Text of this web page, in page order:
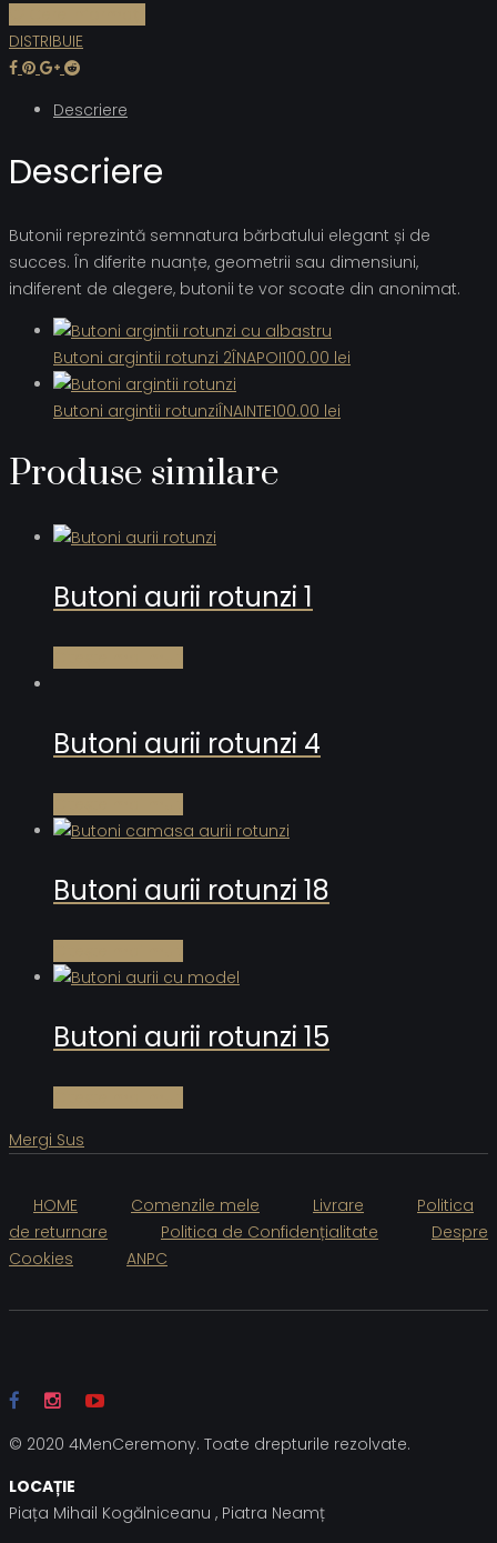
DISTRIBUIE
Descriere
Descriere
Butonii reprezintă semnatura bărbatului elegant și de
succes. În diferite nuanțe, geometrii sau dimensiuni,
indiferent de alegere, butonii te vor scoate din anonimat.
Butoni argintii rotunzi 2ÎNAPOI100.00 lei
Butoni argintii rotunziÎNAINTE100.00 lei
Produse similare
Butoni aurii rotunzi 1
Butoni aurii rotunzi 4
Butoni aurii rotunzi 18
Butoni aurii rotunzi 15
Mergi Sus
HOME Comenzile mele Livrare
Politica
de returnare
Politica de Confidențialitate
Despre
Cookies
ANPC
© 2020 4MenCeremony. Toate drepturile rezolvate.
LOCAȚIE
Piața Mihail Kogălniceanu , Piatra Neamț